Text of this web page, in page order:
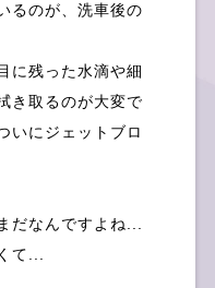
るのが、洗車後の
に残った水滴や細
き取るのが大変で
いにジェットブロ
だなんですよね...
て...